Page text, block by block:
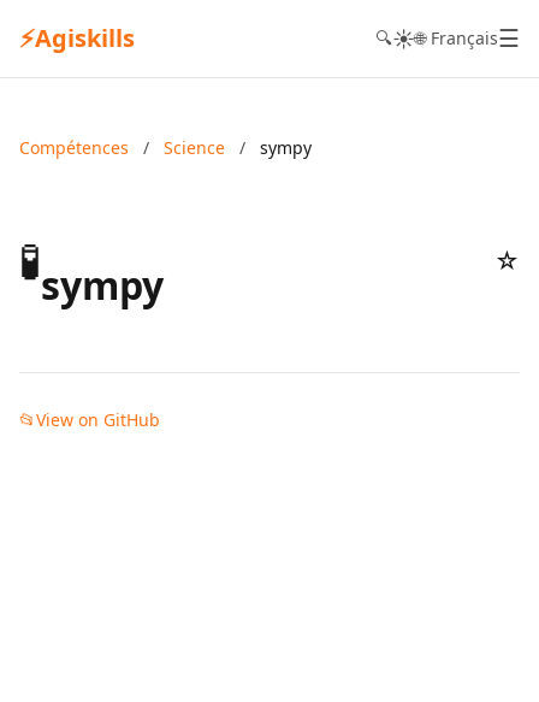
⚡Agiskills 🔍☀️🌐 Français☰
Compétences / Science / sympy
🧪sympy ☆
📂View on GitHub